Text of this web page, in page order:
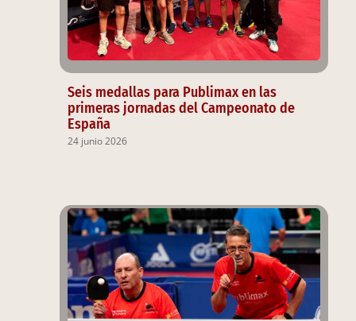
Seis medallas para Publimax en las
primeras jornadas del Campeonato de
España
24 junio 2026